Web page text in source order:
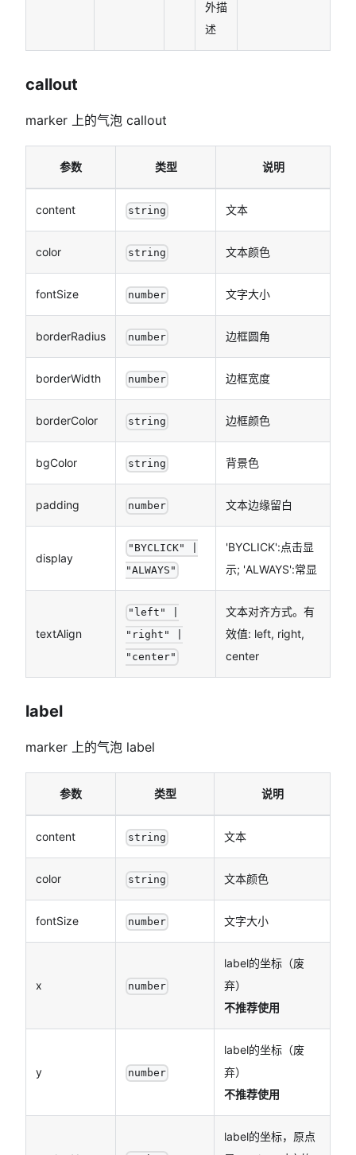
外描
述
callout
marker 上的气泡 callout
参数 类型 说明
content string 文本
color string 文本颜色
fontSize number 文字大小
borderRadius number 边框圆角
borderWidth number 边框宽度
borderColor string 边框颜色
bgColor string 背景色
padding number 文本边缘留白
display
"BYCLICK" |
"ALWAYS"
'BYCLICK':点击显
示; 'ALWAYS':常显
textAlign
"left" |
"right" |
"center"
文本对齐方式。有
效值: left, right,
center
label
marker 上的气泡 label
参数 类型 说明
content string 文本
color string 文本颜色
fontSize number 文字大小
x number
label的坐标（废
弃）
不推荐使用
y number
label的坐标（废
弃）
不推荐使用
label的坐标，原点